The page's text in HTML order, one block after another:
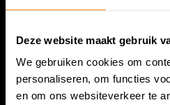
Deze website maakt gebruik
We gebruiken cookies om
personaliseren, om functies
en om ons websiteverkeer te
Bespanracket.nl is dé